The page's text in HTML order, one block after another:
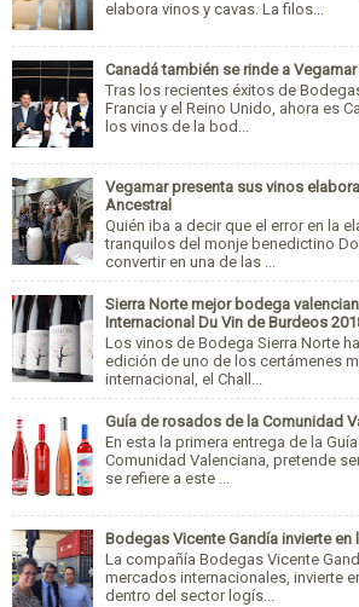
elabora vinos y cavas. La filos...
Canadá también se rinde a
Tras los recientes éxitos de
Francia y el Reino Unido, ahora es
los vinos de la bod...
Vegamar presenta sus vinos
Ancestral
Quién iba a decir que el error en la
tranquilos del monje benedictino
convertir en una de las ...
Sierra Norte mejor bodega
Internacional Du Vin de Burdeos
Los vinos de Bodega Sierra Norte
edición de uno de los certámenes
internacional, el Chall...
Guía de rosados de la Comunidad
En esta la primera entrega de la
Comunidad Valenciana, pretende
se refiere a este ...
Bodegas Vicente Gandía invierte en
La compañía Bodegas Vicente
mercados internacionales, invierte
dentro del sector logís...